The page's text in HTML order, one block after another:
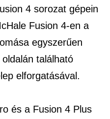
4 sorozat gépein
Fusion 4-en a
egyszerűen
található
elforgatásával.
és a Fusion 4 Plus